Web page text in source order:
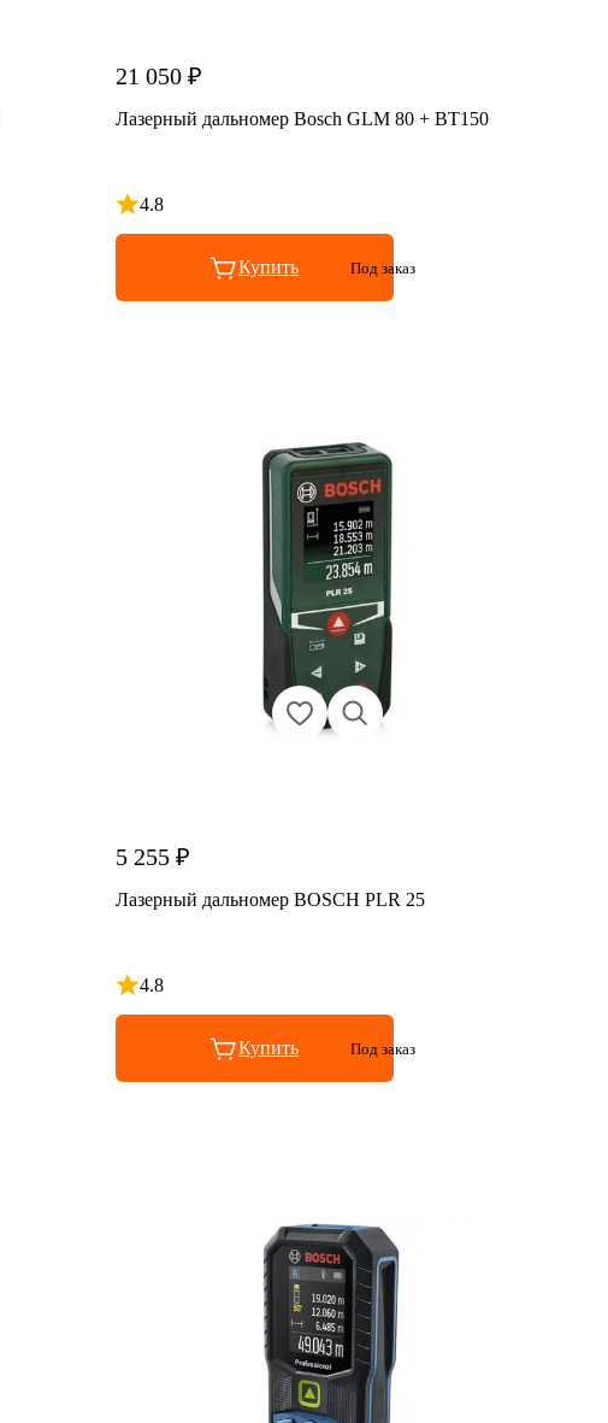
21 050 ₽
Лазерный дальномер Bosch GLM 80 + BT150
4.8
Рейтинг 4.8 из 5
Купить Под заказ
5 255 ₽
Лазерный дальномер BOSCH PLR 25
4.8
Рейтинг 4.8 из 5
Купить Под заказ